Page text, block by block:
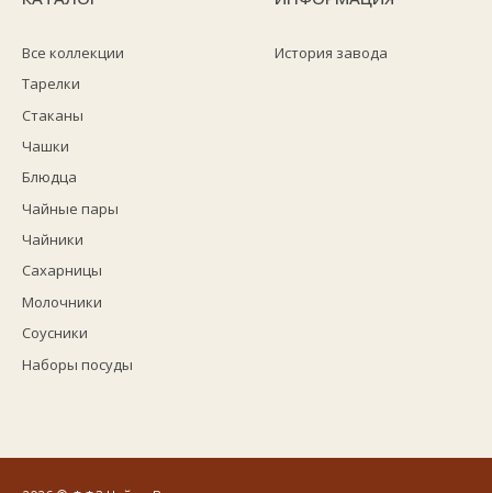
Все коллекции
Тарелки
Стаканы
Чашки
Блюдца
Чайные пары
Чайники
Сахарницы
Молочники
Соусники
Наборы посуды
История завода